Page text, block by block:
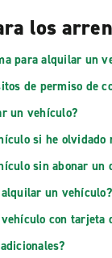
los
para alquilar un
de permiso de
un vehículo?
si he olvidado
sin abonar un
un vehículo?
con tarjeta